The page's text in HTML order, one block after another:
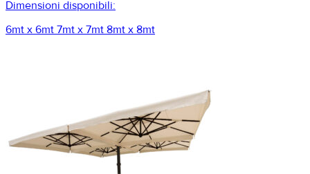
Dimensioni disponibili:
6mt x 6mt 7mt x 7mt 8mt x 8mt